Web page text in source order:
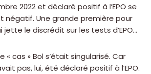
2022 et déclaré positif à l’EPO se
négatif. Une grande première pour
jette le discrédit sur les tests d’EPO…
« cas » Bol s’était singularisé. Car
pas, lui, été déclaré positif à l’EPO.